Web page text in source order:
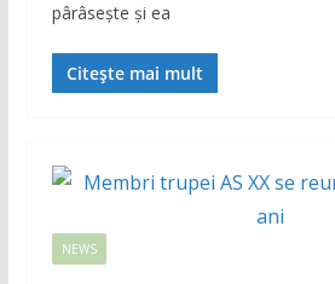
pârâsește și ea
Citește mai mult
NEWS